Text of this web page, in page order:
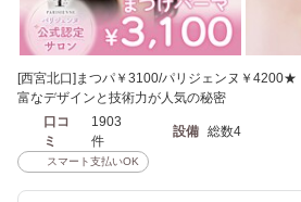
[西宮北口]まつパ￥3100/パリジェンヌ￥4200★
富なデザインと技術力が人気の秘密
口コ
ミ
1903
件
設備 総数4
スマート支払いOK